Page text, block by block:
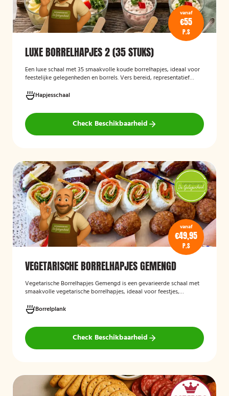
vanaf
€55
P.S
LUXE BORRELHAPJES 2 (35 STUKS)
Een luxe schaal met 35 smaakvolle koude borrelhapjes, ideaal voor
feestelijke gelegenheden en borrels. Vers bereid, representatief
Hapjesschaal
Check Beschikbaarheid
vanaf
€49,95
P.S
VEGETARISCHE BORRELHAPJES GEMENGD
Vegetarische Borrelhapjes Gemengd is een gevarieerde schaal met
smaakvolle vegetarische borrelhapjes, ideaal voor feestjes,
feestelijke mix van vegetarische lekkernijen die geschikt zijn voor
zowel vegetariërs als andere gasten.
Borrelplank
Check Beschikbaarheid